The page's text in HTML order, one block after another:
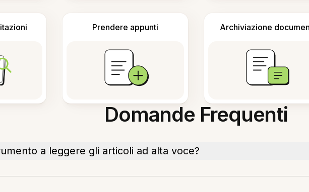
Prendere appunti Archiviazione
Domande Frequenti
a leggere gli articoli ad alta voce?